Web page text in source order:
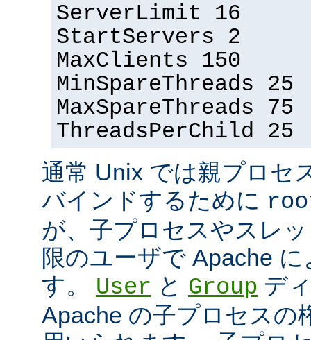
ServerLimit 16
StartServers 2
MaxClients 150
MinSpareThreads 25
MaxSpareThreads 75
ThreadsPerChild 25
通常 Unix では親プロセ
バインドするために
が、子プロセスやスレ
限のユーザで Apache
す。 User と Group デ
Apache の子プロセスの